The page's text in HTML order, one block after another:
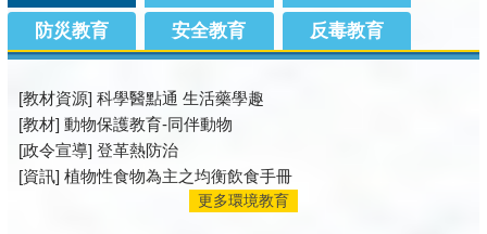
防災教育 安全教育 反毒教育
[教材資源] 科學醫點通 生活藥學趣
[教材] 動物保護教育-同伴動物
[政令宣導] 登革熱防治
[資訊] 植物性食物為主之均衡飲食手冊
更多環境教育